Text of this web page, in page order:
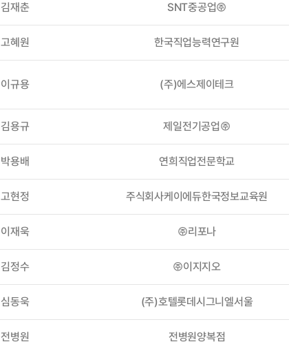
김재춘 SNT중공업㈜
고혜원 한국직업능력연구원
이규용 (주)에스제이테크
김용규 제일전기공업㈜
박용배 연희직업전문학교
고현정 주식회사케이에듀한국정보교육원
이재욱 ㈜리포나
김정수 ㈜이지지오
심동욱 (주)호텔롯데시그니엘서울
전병원 전병원양복점